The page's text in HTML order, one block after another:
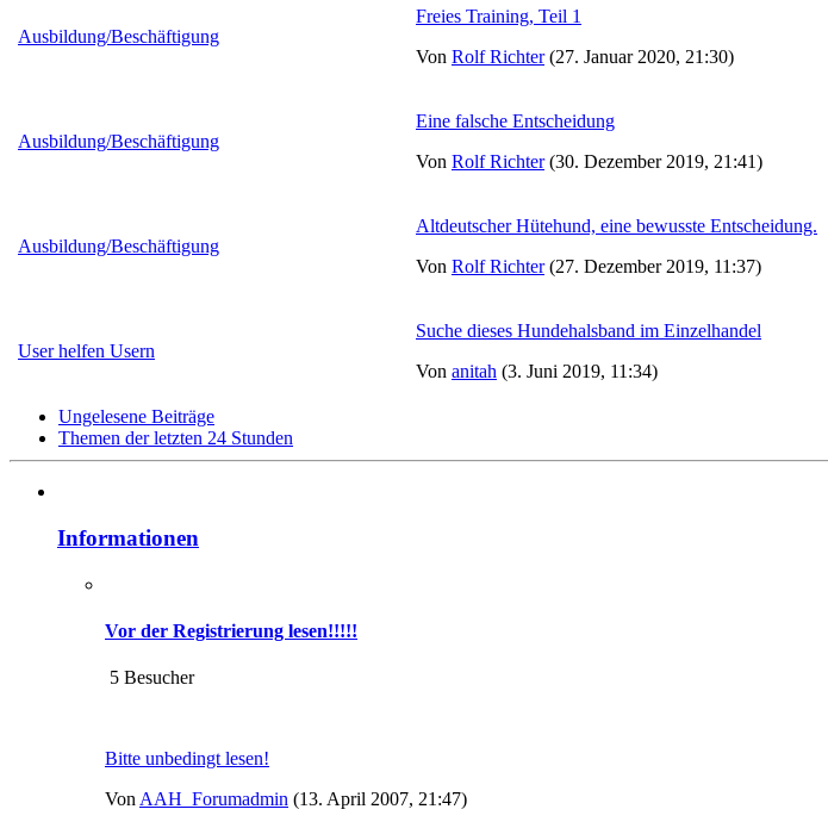
Ausbildung/Beschäftigung
Freies Training, Teil 1
Von Rolf Richter(27. Januar 2020, 21:30)
Ausbildung/Beschäftigung
Eine falsche Entscheidung
Von Rolf Richter(30. Dezember 2019, 21:41)
Ausbildung/Beschäftigung
Altdeutscher Hütehund, eine bewusste Entscheidung.
Von Rolf Richter(27. Dezember 2019, 11:37)
User helfen Usern
Suche dieses Hundehalsband im Einzelhandel
Von anitah (3. Juni 2019, 11:34)
Ungelesene Beiträge
Themen der letzten 24 Stunden
Informationen
Vor der Registrierung lesen!!!!!
5 Besucher
Bitte unbedingt lesen!
Von AAH_Forumadmin (13. April 2007, 21:47)